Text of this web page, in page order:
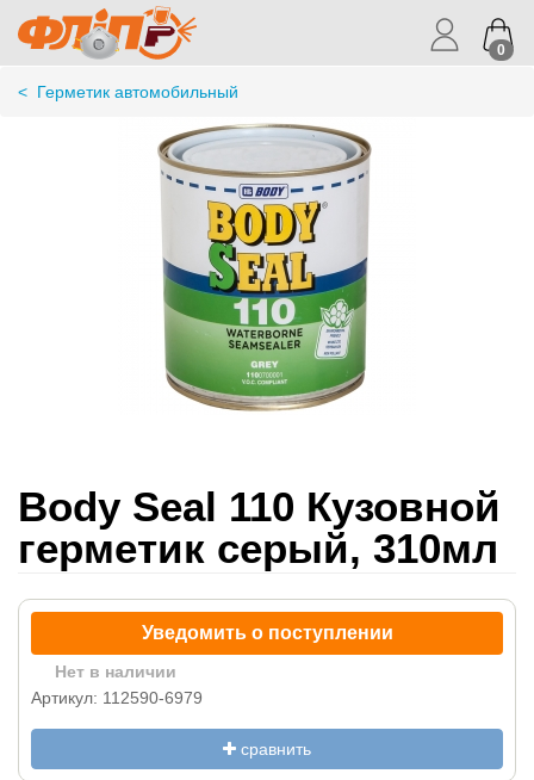
0
< Герметик автомобильный
Body Seal 110 Кузовной
герметик серый, 310мл
Уведомить о поступлении
Нет в наличии
Артикул: 112590-6979
сравнить